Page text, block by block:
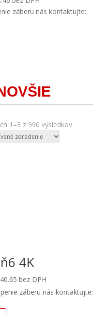
záberu nás kontaktujte:
1–3 z 990 výsledkov
4K
40.65 bez DPH
záberu nás kontaktujte: